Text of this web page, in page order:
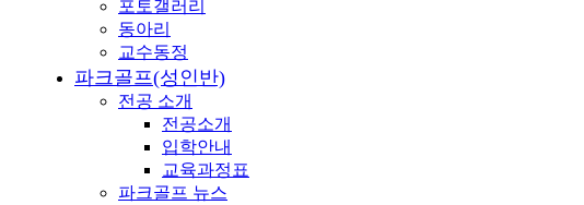
포토갤러리
동아리
교수동정
파크골프(성인반)
전공 소개
전공소개
입학안내
교육과정표
파크골프 뉴스